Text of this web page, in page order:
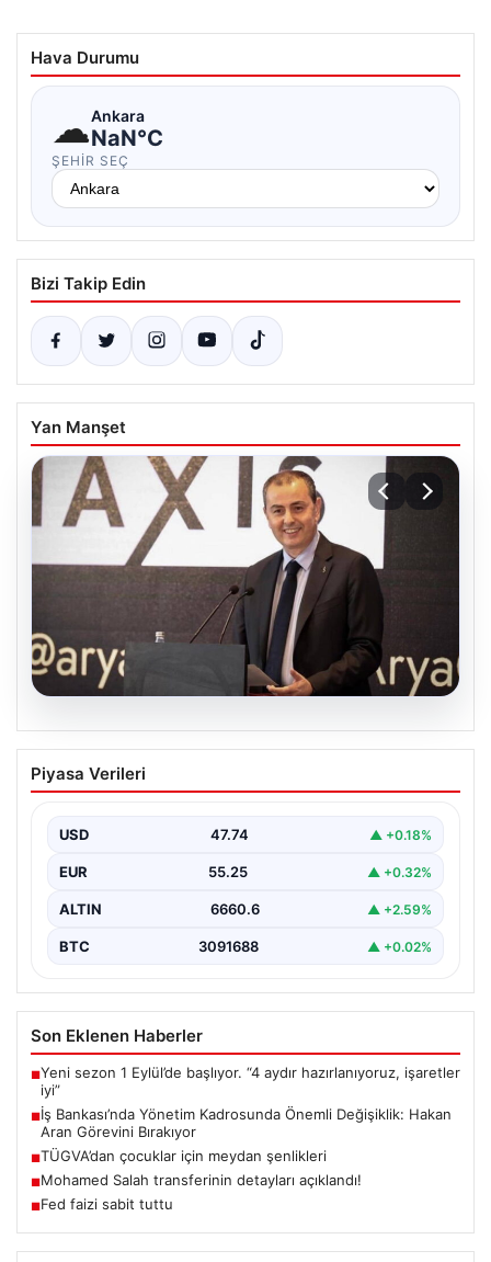
Hava Durumu
☁Ankara
NaN°C
ŞEHIR SEÇ
Bizi Takip Edin
Yan Manşet
07.08.2026
İş Bankası’nda Yönetim Kadrosunda
Önemli Değişiklik: Hakan Aran Görevini
Türkiye'nin köklü finans kuruluşlarından İş Bankası'nda
Genel…
Piyasa Verileri
USD 47.74 ▲ +0.18%
EUR 55.25 ▲ +0.32%
ALTIN 6660.6 ▲ +2.59%
BTC 3091688 ▲ +0.02%
Son Eklenen Haberler
■Yeni sezon 1 Eylül’de başlıyor. “4 aydır hazırlanıyoruz, işaretler
iyi”
■İş Bankası’nda Yönetim Kadrosunda Önemli Değişiklik: Hakan
Aran Görevini Bırakıyor
■TÜGVA’dan çocuklar için meydan şenlikleri
■Mohamed Salah transferinin detayları açıklandı!
■Fed faizi sabit tuttu